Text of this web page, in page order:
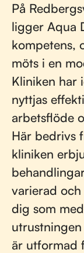
På
ligger Aqua
kompetens,
möts i en
Kliniken har
nyttjas
arbetsflöde
Här bedrivs
kliniken
varierad
dig som
är utformad